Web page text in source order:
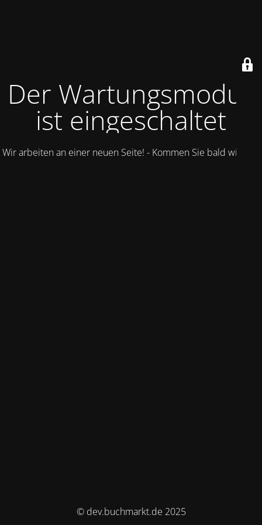
Der Wartungsmodus
ist eingeschaltet
Wir arbeiten an einer neuen Seite! - Kommen Sie bald wieder.
© dev.buchmarkt.de 2025